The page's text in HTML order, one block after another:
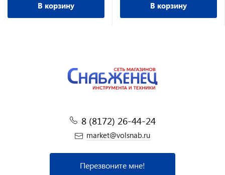
В корзину В корзину
8 (8172) 26-44-24
market@volsnab.ru
Перезвоните мне!